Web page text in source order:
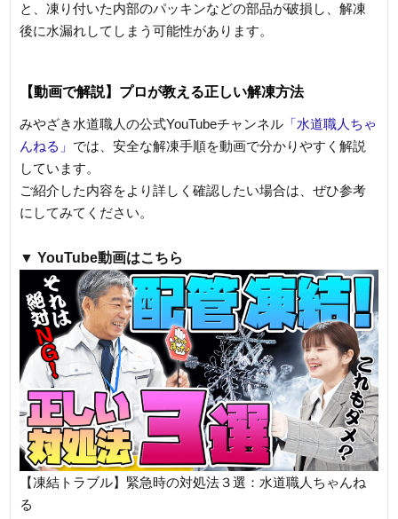
と、凍り付いた内部のパッキンなどの部品が破損し、解凍
後に水漏れしてしまう可能性があります。
【動画で解説】プロが教える正しい解凍方法
みやざき水道職人の公式YouTubeチャンネル 「水道職人ちゃ
んねる」 では、安全な解凍手順を動画で分かりやすく解説
しています。
ご紹介した内容をより詳しく確認したい場合は、ぜひ参考
にしてみてください。
▼ YouTube動画はこちら
【凍結トラブル】緊急時の対処法３選：水道職人ちゃんね
る